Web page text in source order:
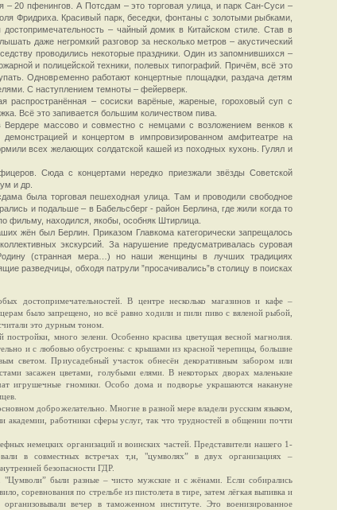
– 20 пфенингов. А Потсдам – это торговая улица, и парк Сан-Суси –
Фридриха. Красивый парк, беседки, фонтаны с золотыми рыбками,
– чайный домик в Китайском стиле. Став в
даже негромкий разговор за несколько метров – акустический
проводились некоторые праздники. Один из запомнившихся –
и полицейской техники, полевых типографий. Причём, всё это
Одновременно работают концертные площадки, раздача детям
С наступлением темноты – фейерверк.
– сосиски варёные, жареные, гороховый суп с
Всё это запивается большим количеством пива.
массово и совместно с немцами с возложением венков к
и концертом в импровизированном амфитеатре на
всех желающих солдатской кашей из походных кухонь. Гулял и
Сюда с концертами нередко приезжали звёзды Советской
и др.
была торговая пешеходная улица. Там и проводили свободное
и подальше – в Бабельсберг - район Берлина, где жили когда то
фильму, находился, якобы, особняк Штирлица.
жён был Берлин. Приказом Главкома категорически запрещалось
экскурсий. За нарушение предусматривалась суровая
(странная мера…) но наши женщины в лучших традициях
разведчицы, обходя патрули ”просачивались”в столицу в поисках
достопримечательностей. В центре несколько магазинов и кафе –
было запрещено, но всё равно ходили и пили пиво с вяленой рыбой,
это дурным тоном.
много зелени. Особенно красива цветущая весной магнолия.
и с любовью обустроены: с крышами из красной черепицы, большие
светом. Приусадебный участок обнесён декоративным забором или
засажен цветами, голубыми елями. В некоторых дворах маленькие
игрушечные гномики. Особо дома и подворье украшаются накануне
доброжелательно. Многие в разной мере владели русским языком,
академии, работники сферы услуг, так что трудностей в общении почти
немецких организаций и воинских частей. Представители нашего 1-
в совместных встречах т,н, "цумволях” в двух организациях –
безопасности ГДР.
"Цумволи” были разные – чисто мужские и с жёнами. Если собирались
соревнования по стрельбе из пистолета в тире, затем лёгкая выпивка и
организовывали вечер в таможенном институте. Это военизированное